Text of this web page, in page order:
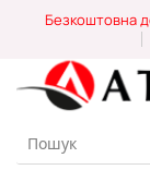
Content
Безкоштовна